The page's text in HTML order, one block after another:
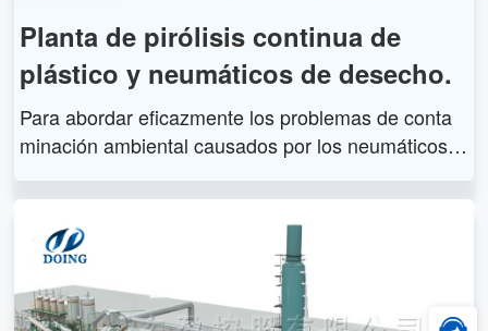
Planta de pirólisis continua de
plástico y neumáticos de desecho.
Para abordar eficazmente los problemas de conta
minación ambiental causados ​​por los neumáticos y
iseñaron especialmente una planta de pirólisis inter
mitente y una planta de pirólisis continua para trata
r neumáticos y plásticos de desecho para producir f
ueloil, negro de humo y alambre de acero después
de años de investigación. Tanto la planta de pirólisi